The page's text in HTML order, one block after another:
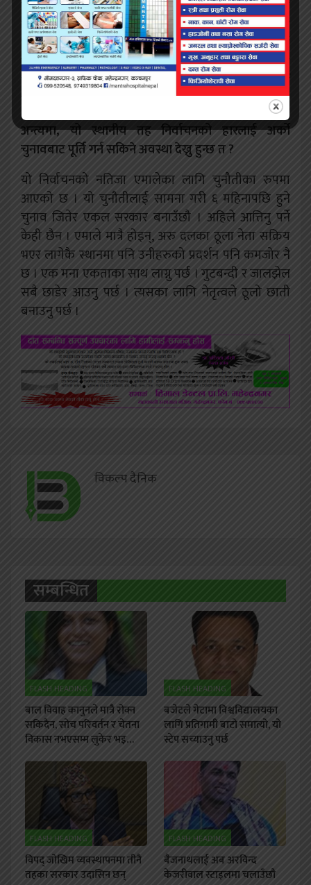
प्राथमिकताबाट पछाडि पर्छ । त्यहाँ हुने कर्मचारी प्रशासन पनि
सर्वहारा वर्गका लागि योजना कार्यक्रम बनाउने सवालमा
सकारात्मक हुँदैन । नेता आर्फैं त्यस्तो भएपछि कर्मचारीले गर्ने
कुरा हुँदैन । जनप्रतिनिधिले कानुनी छिद्र पत्ता नलगाएर केही
गर्न सक्दैन । त्यस कारण सर्वहारा वर्गका लागि काम गर्न
अन्त्यमा, यो स्थानीय तह निर्वाचनको हारलाई अर्को
चुनावबाट पूर्ति गर्न सकिने अवस्था देख्नु हुन्छ त ?
यो निर्वाचनको नतिजा एमालेका लागि चुनौतीका रुपमा
आएको छ । यो चुनौतीलाई सामना गरी ६ महिनापछि हुने
चुनाव जितेर एकल सरकार बनाउँछौ । अहिले आत्तिनु पर्ने
केही छैन । एमाले मात्रै होइन्, अरु दलका ठूला नेता सक्रिय
भएर लागेकै स्थानमा पनि उनीहरुको प्रदर्शन पनि कमजोर नै
छ । एक मना एकताका साथ लाग्नु पर्छ । गुटबन्दी र जालझेल
सबै छाडेर आउनु पर्छ । त्यसका लागि नेतृत्वले ठूलो छाती
बनाउनु पर्छ ।
विकल्प दैनिक
सम्बन्धित
FLASH HEADING
बाल विवाह कानुनले मात्रै रोक्न
सकिदैन, सोच परिवर्तन र चेतना
विकास नभएसम्म लुकेर भइ…
FLASH HEADING
बजेटले गेटामा विश्वविद्यालयका
लागि प्रतिगामी बाटो समात्यो, यो
स्टेप सच्याउनु पर्छ
FLASH HEADING
विपद् जोखिम व्यवस्थापनमा तीनै
तहका सरकार उदासिन छन्
FLASH HEADING
बैजनाथलाई अब अरविन्द
केजरीवाल स्टाइलमा चलाउँछौ